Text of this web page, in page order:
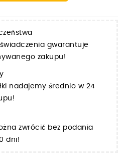
gwarantuje
zakupu!
nadajemy średnio w 24
zwrócić bez podania
dni!